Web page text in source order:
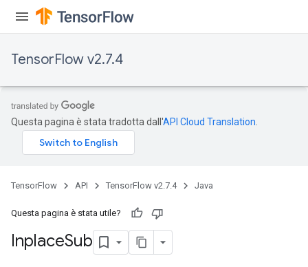
TensorFlow v2.7.4
Questa pagina è stata tradotta dall'API Cloud Translation
TensorFlow API TensorFlow v2.7.4 Java
Questa pagina è stata utile?
InplaceSub